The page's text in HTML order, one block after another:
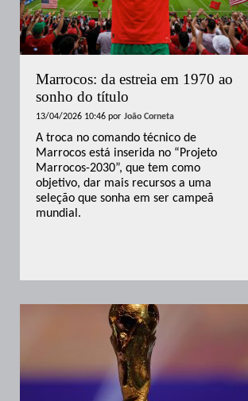
Marrocos: da estreia em 1970 ao
sonho do título
13/04/2026 10:46 por João Corneta
A troca no comando técnico de
Marrocos está inserida no “Projeto
Marrocos-2030”, que tem como
objetivo, dar mais recursos a uma
seleção que sonha em ser campeã
mundial.